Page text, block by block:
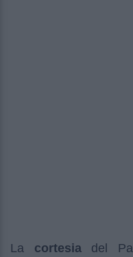
La cortesiadel